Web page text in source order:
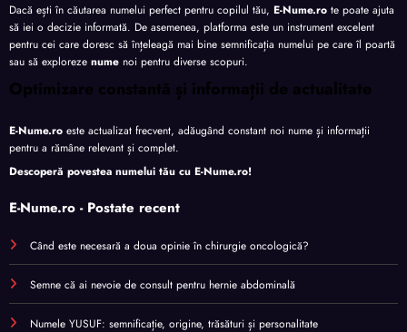
Dacă ești în căutarea numelui perfect pentru copilul tău, E-Nume.ro te poate ajuta
să iei o decizie informată. De asemenea, platforma este un instrument excelent
pentru cei care doresc să înțeleagă mai bine semnificația numelui pe care îl poartă
sau să exploreze nume noi pentru diverse scopuri.
Optimizare constantă și informații de actualitate
E-Nume.ro este actualizat frecvent, adăugând constant noi nume și informații
pentru a rămâne relevant și complet.
Descoperă povestea numelui tău cu E-Nume.ro!
E-Nume.ro - Postate recent
Când este necesară a doua opinie în chirurgie oncologică?
Semne că ai nevoie de consult pentru hernie abdominală
Numele YUSUF: semnificație, origine, trăsături și personalitate